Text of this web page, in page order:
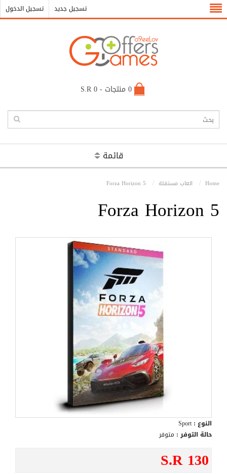
تسجيل الدخول تسجيل جديد
0 منتجات - S.R 0
قائمة
Home العاب مستقلة Forza Horizon 5
Forza Horizon 5
النوع :Sport
حالة التوفر : متوفر
S.R 130